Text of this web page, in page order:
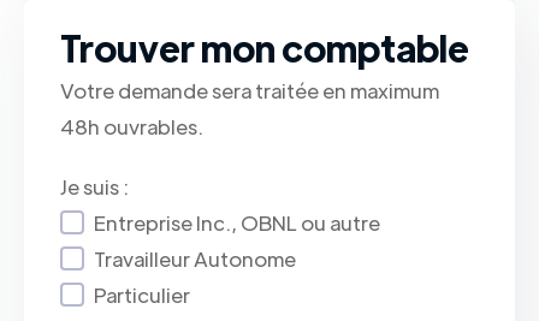
Trouver mon comptable
Votre demande sera traitée en maximum
48h ouvrables.
Je suis :
Entreprise Inc., OBNL ou autre
Travailleur Autonome
Particulier